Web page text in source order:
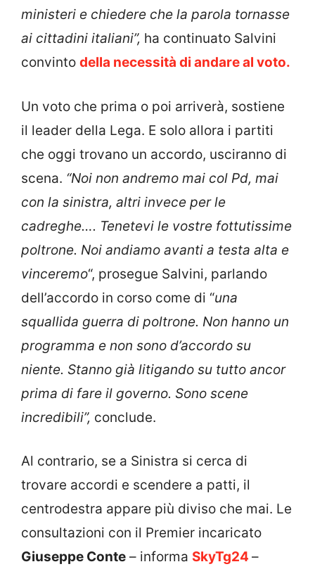
ministeri e chiedere che la parola tornasse
ai cittadini italiani”, ha continuato Salvini
convinto della necessità di andare al voto.
Un voto che prima o poi arriverà, sostiene
il leader della Lega. E solo allora i partiti
che oggi trovano un accordo, usciranno di
scena. “Noi non andremo mai col Pd, mai
con la sinistra, altri invece per le
cadreghe…. Tenetevi le vostre fottutissime
poltrone. Noi andiamo avanti a testa alta e
vinceremo“, prosegue Salvini, parlando
dell’accordo in corso come di “una
squallida guerra di poltrone. Non hanno un
programma e non sono d’accordo su
niente. Stanno già litigando su tutto ancor
prima di fare il governo. Sono scene
incredibili”, conclude.
Al contrario, se a Sinistra si cerca di
trovare accordi e scendere a patti, il
centrodestra appare più diviso che mai. Le
consultazioni con il Premier incaricato
Giuseppe Conte – informa SkyTg24 –